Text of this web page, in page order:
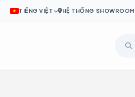
TIẾNG VIỆT HỆ THỐNG SHOWROOM